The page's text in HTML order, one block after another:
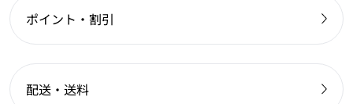
ポイント・割引
配送・送料